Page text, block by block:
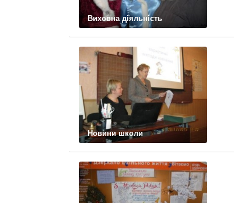
Виховна діяльність
Новини школи